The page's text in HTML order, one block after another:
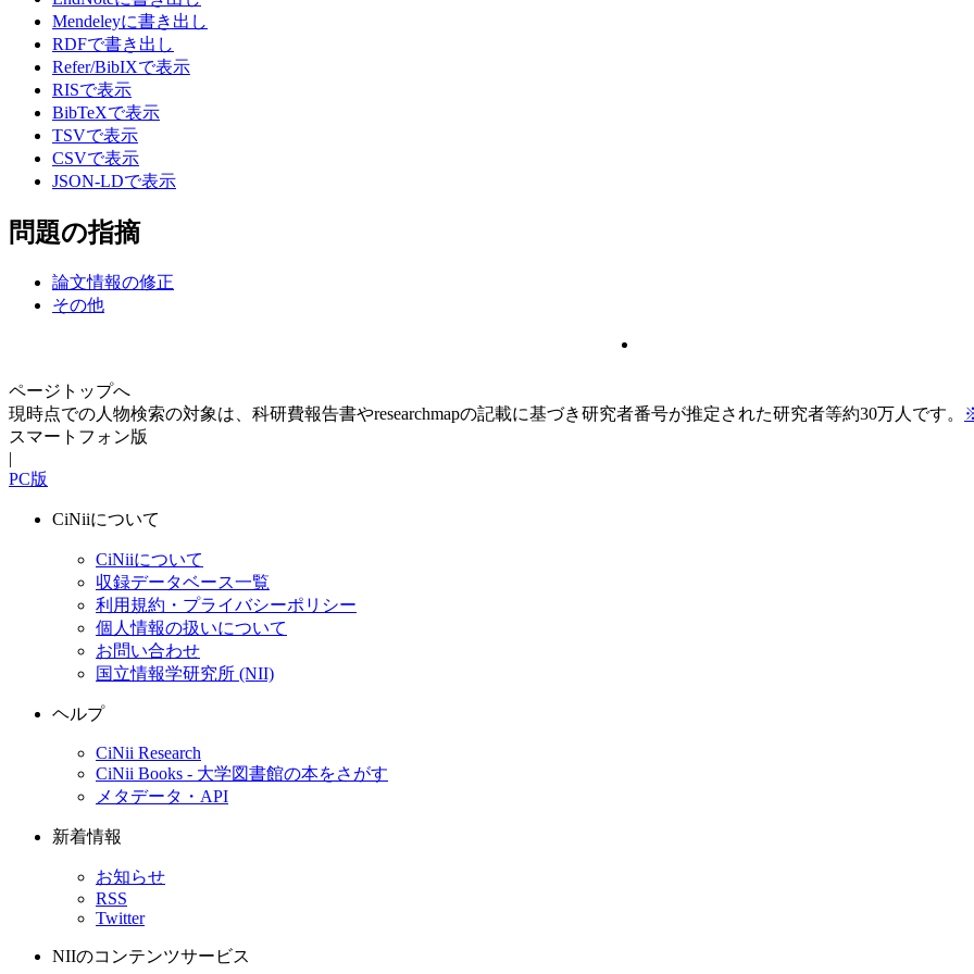
Mendeleyに書き出し
RDFで書き出し
Refer/BibIXで表示
RISで表示
BibTeXで表示
TSVで表示
CSVで表示
JSON-LDで表示
問題の指摘
論文情報の修正
その他
ページトップへ
現時点での人物検索の対象は、科研費報告書やresearchmapの記載に基づき研究者番号が推定された研究者等約30万人です。
スマートフォン版
|
PC版
CiNiiについて
CiNiiについて
収録データベース一覧
利用規約・プライバシーポリシー
個人情報の扱いについて
お問い合わせ
国立情報学研究所 (NII)
ヘルプ
CiNii Research
CiNii Books - 大学図書館の本をさがす
メタデータ・API
新着情報
お知らせ
RSS
Twitter
NIIのコンテンツサービス